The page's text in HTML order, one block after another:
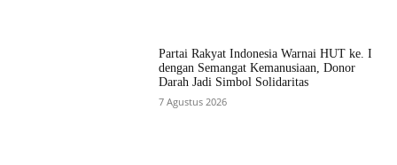
Partai Rakyat Indonesia Warnai HUT ke. I
dengan Semangat Kemanusiaan, Donor
Darah Jadi Simbol Solidaritas
7 Agustus 2026